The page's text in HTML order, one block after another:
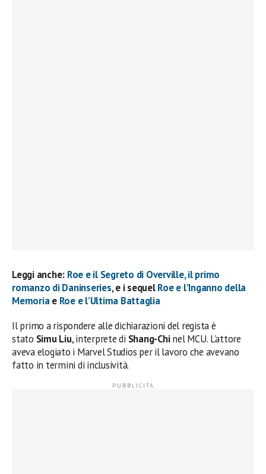
Leggi anche: Roe e il Segreto di Overville, il primo
romanzo di Daninseries, e i sequelRoe e l’Inganno della
Memoriae Roe e l’Ultima Battaglia
Il primo a rispondere alle dichiarazioni del regista è
stato Simu Liu, interprete di Shang-Chinel MCU. L’attore
aveva elogiato i Marvel Studios per il lavoro che avevano
fatto in termini di inclusività.